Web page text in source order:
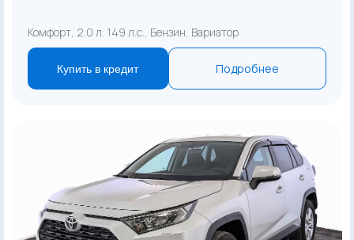
Комфорт, 2.0 л. 149 л.с., Бензин, Вариатор
Купить в кредит Подробнее